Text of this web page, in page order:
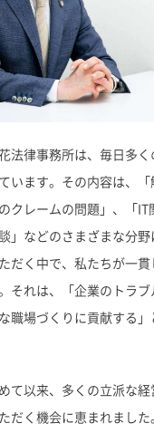
法律事務所は、毎日多
います。その内容は、
クレームの問題」、「IT
」などのさまざまな分
だく中で、私たちが一
それは、「企業のトラブ
職場づくりに貢献する
て以来、多くの立派な経
だく機会に恵まれました